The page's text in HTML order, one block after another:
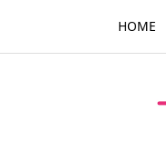
HOME